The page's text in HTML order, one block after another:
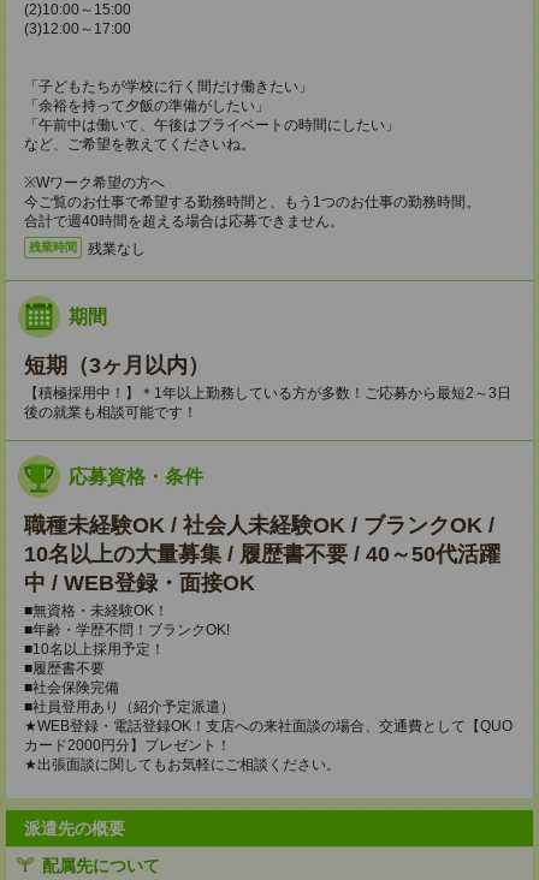
(2)10:00～15:00
(3)12:00～17:00
「子どもたちが学校に行く間だけ働きたい」
「余裕を持って夕飯の準備がしたい」
「午前中は働いて、午後はプライベートの時間にしたい」
など、ご希望を教えてくださいね。
※Wワーク希望の方へ
今ご覧のお仕事で希望する勤務時間と、もう1つのお仕事の勤務時間。
合計で週40時間を超える場合は応募できません。
残業時間 残業なし
期間
短期（3ヶ月以内）
【積極採用中！】＊1年以上勤務している方が多数！ご応募から最短2～3日
後の就業も相談可能です！
応募資格・条件
職種未経験OK / 社会人未経験OK / ブランクOK /
10名以上の大量募集 / 履歴書不要 / 40～50代活躍
中 / WEB登録・面接OK
■無資格・未経験OK！
■年齢・学歴不問！ブランクOK!
■10名以上採用予定！
■履歴書不要
■社会保険完備
■社員登用あり（紹介予定派遣）
★WEB登録・電話登録OK！支店への来社面談の場合、交通費として【QUO
カード2000円分】プレゼント！
★出張面談に関してもお気軽にご相談ください。
派遣先の概要
配属先について